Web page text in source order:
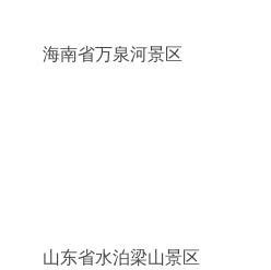
海南省万泉河景区
山东省水泊梁山景区